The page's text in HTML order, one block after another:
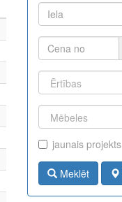
jaunais projekts
Meklēt